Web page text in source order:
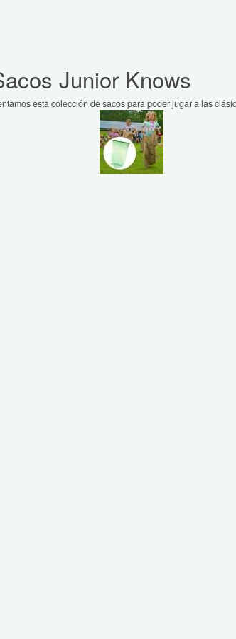
Junior Knows
esta colección de sacos para poder jugar a las